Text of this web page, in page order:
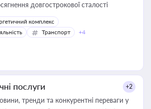
довгострокової сталості
комплекс
Транспорт +4
послуги +2
тренди та конкурентні переваги у